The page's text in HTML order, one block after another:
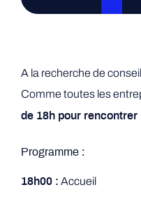
A la recherche de
Comme toutes les
de 18h pour
Programme :
18h00 : Accueil